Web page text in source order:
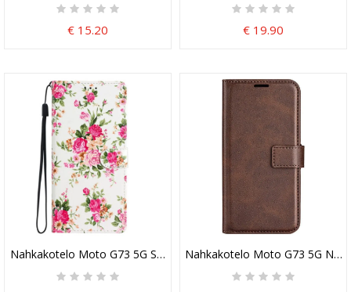
€ 15.20 € 19.90
Nahkakotelo Moto G73 5G Suojaketju Kuori Hihna Liberty Flowers
Nahkakotelo Moto G73 5G